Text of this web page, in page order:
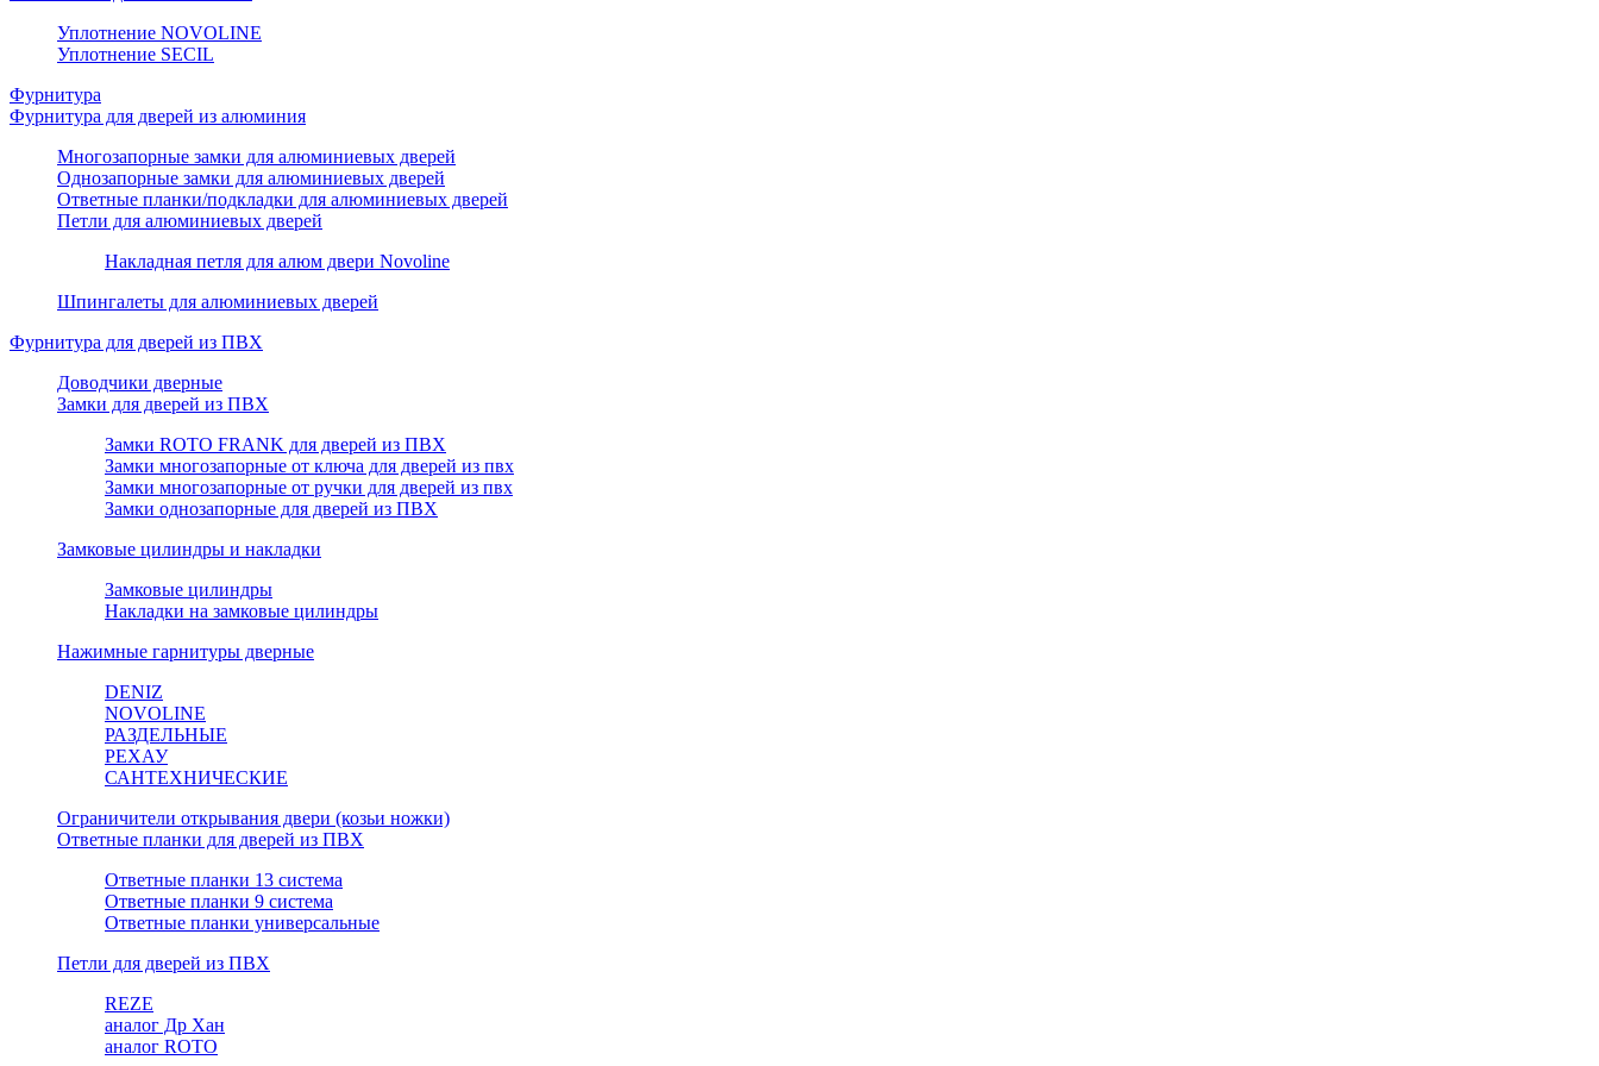
Уплотнение NOVOLINE
Уплотнение SECIL
Фурнитура
Фурнитура для дверей из алюминия
Многозапорные замки для алюминиевых дверей
Однозапорные замки для алюминиевых дверей
Ответные планки/подкладки для алюминиевых дверей
Петли для алюминиевых дверей
Накладная петля для алюм двери Novoline
Шпингалеты для алюминиевых дверей
Фурнитура для дверей из ПВХ
Доводчики дверные
Замки для дверей из ПВХ
Замки ROTO FRANK для дверей из ПВХ
Замки многозапорные от ключа для дверей из пвх
Замки многозапорные от ручки для дверей из пвх
Замки однозапорные для дверей из ПВХ
Замковые цилиндры и накладки
Замковые цилиндры
Накладки на замковые цилиндры
Нажимные гарнитуры дверные
DENIZ
NOVOLINE
РАЗДЕЛЬНЫЕ
РЕХАУ
САНТЕХНИЧЕСКИЕ
Ограничители открывания двери (козьи ножки)
Ответные планки для дверей из ПВХ
Ответные планки 13 система
Ответные планки 9 система
Ответные планки универсальные
Петли для дверей из ПВХ
REZE
аналог Др Хан
аналог ROTO